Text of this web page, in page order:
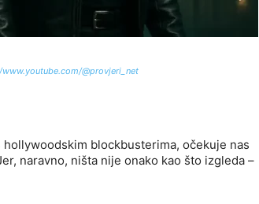
@provjeri_net
blockbusterima, očekuje nas
naravno, ništa nije onako kao što izgleda –